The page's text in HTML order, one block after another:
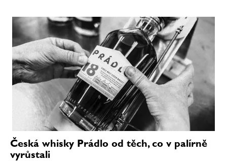
Česká whisky Prádlo od těch, co v palírně
vyrůstali